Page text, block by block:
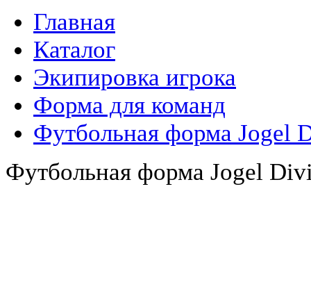
Главная
Каталог
Экипировка игрока
Форма для команд
Футбольная форма Jogel
Футбольная форма Jogel